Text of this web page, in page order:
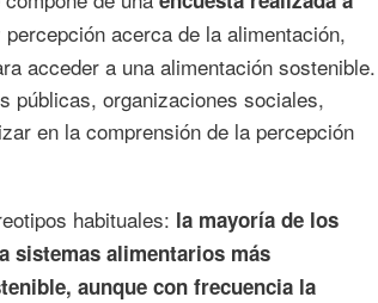
acerca de la alimentación,
acceder a una alimentación sostenible.
públicas, organizaciones sociales,
en la comprensión de la percepción
habituales: la mayoría de los
sistemas alimentarios más
aunque con frecuencia la